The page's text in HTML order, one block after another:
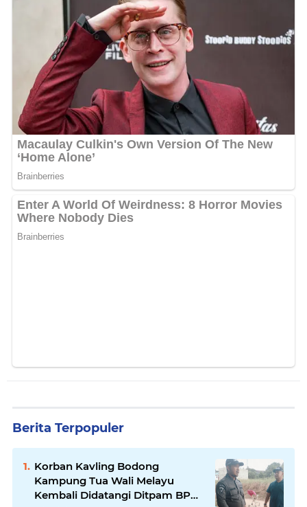
Berita Terpopuler
Korban Kavling Bodong
Kampung Tua Wali Melayu
Kembali Didatangi Ditpam BP